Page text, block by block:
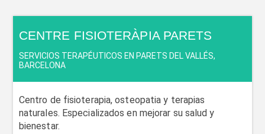
CENTRE FISIOTERÀPIA PARETS
SERVICIOS TERAPÉUTICOS EN PARETS DEL VALLÉS,
BARCELONA
Centro de fisioterapia, osteopatia y terapias
naturales. Especializados en mejorar su salud y
bienestar.